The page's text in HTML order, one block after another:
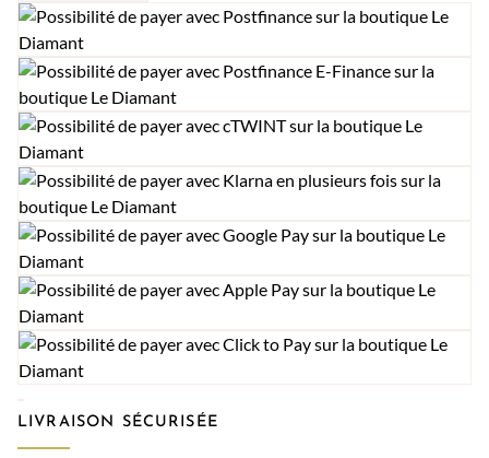
LIVRAISON SÉCURISÉE